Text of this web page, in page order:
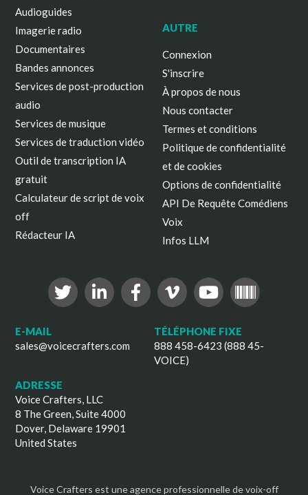
Audioguides
Imagerie radio
Documentaires
Bandes annonces
Services de post-production
audio
Services de musique
Services de traduction vidéo
Outil de transcription IA
gratuit
Calculateur de script de voix
off
Rédacteur IA
AUTRE
Connexion
S'inscrire
À propos de nous
Nous contacter
Termes et conditions
Politique de confidentialité
et de cookies
Options de confidentialité
API De Requête Comédiens
Voix
Infos LLM
E-MAIL
sales@voicecrafters.com
TÉLÉPHONE FIXE
888 458-6423 (888 45-
VOICE)
ADRESSE
Voice Crafters, LLC
8 The Green, Suite 4000
Dover, Delaware 19901
United States
Voice Crafters est une agence professionnelle de voix-off